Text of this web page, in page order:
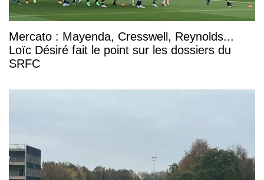
Mercato : Mayenda, Cresswell, Reynolds...
Loïc Désiré fait le point sur les dossiers du
SRFC